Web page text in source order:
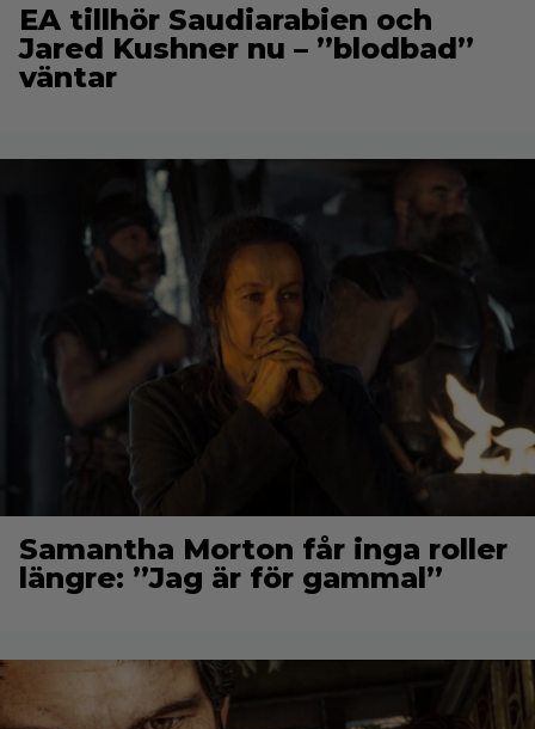
EA tillhör Saudiarabien och
Jared Kushner nu – ”blodbad”
väntar
Samantha Morton får inga roller
längre: ”Jag är för gammal”